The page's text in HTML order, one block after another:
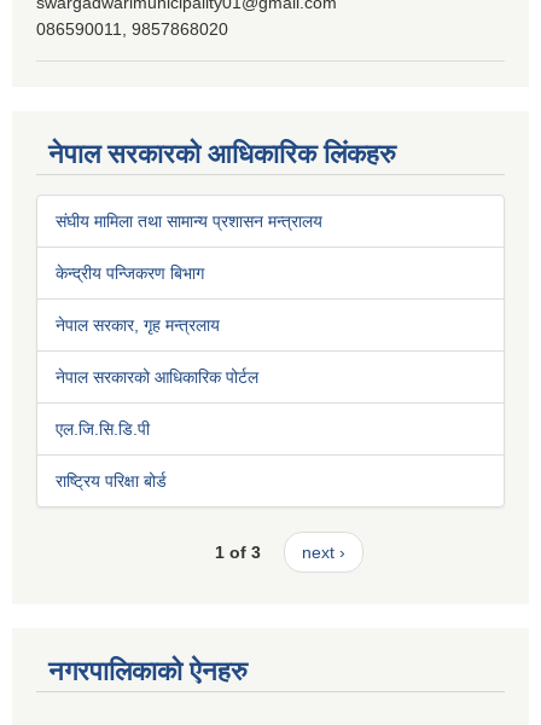
086590011, 9857868020
नेपाल सरकारको आधिकारिक लिंकहरु
संघीय मामिला तथा सामान्य प्रशासन मन्त्रालय
केन्द्रीय पन्जिकरण बिभाग
नेपाल सरकार, गृह मन्त्रलाय
नेपाल सरकारको आधिकारिक पोर्टल
एल.जि.सि.डि.पी
राष्ट्रिय परिक्षा बोर्ड
1 of 3 next ›
नगरपालिकाको ऐनहरु